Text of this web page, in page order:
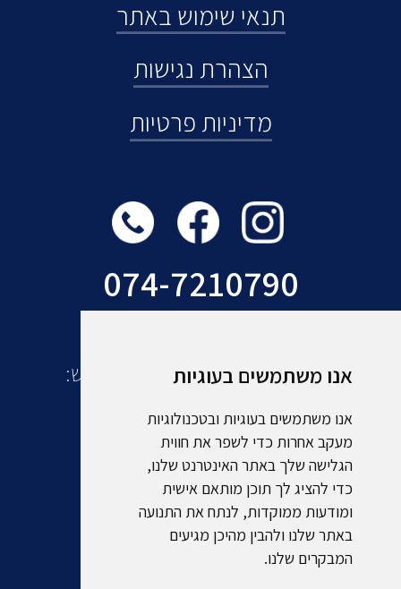
אנו משתמשים בעוגיות
אנו משתמשים בעוגיות ובטכנולוגיות
מעקב אחרות כדי לשפר את חווית
הגלישה שלך באתר האינטרנט שלנו,
כדי להציג לך תוכן מותאם אישית
ומודעות ממוקדות, לנתח את התנועה
באתר שלנו ולהבין מהיכן מגיעים
המבקרים שלנו.
תנאי שימוש באתר
הצהרת נגישות
מדיניות פרטיות
074-7210790
עוד מקבוצת אמסלם תיירות ונופש: